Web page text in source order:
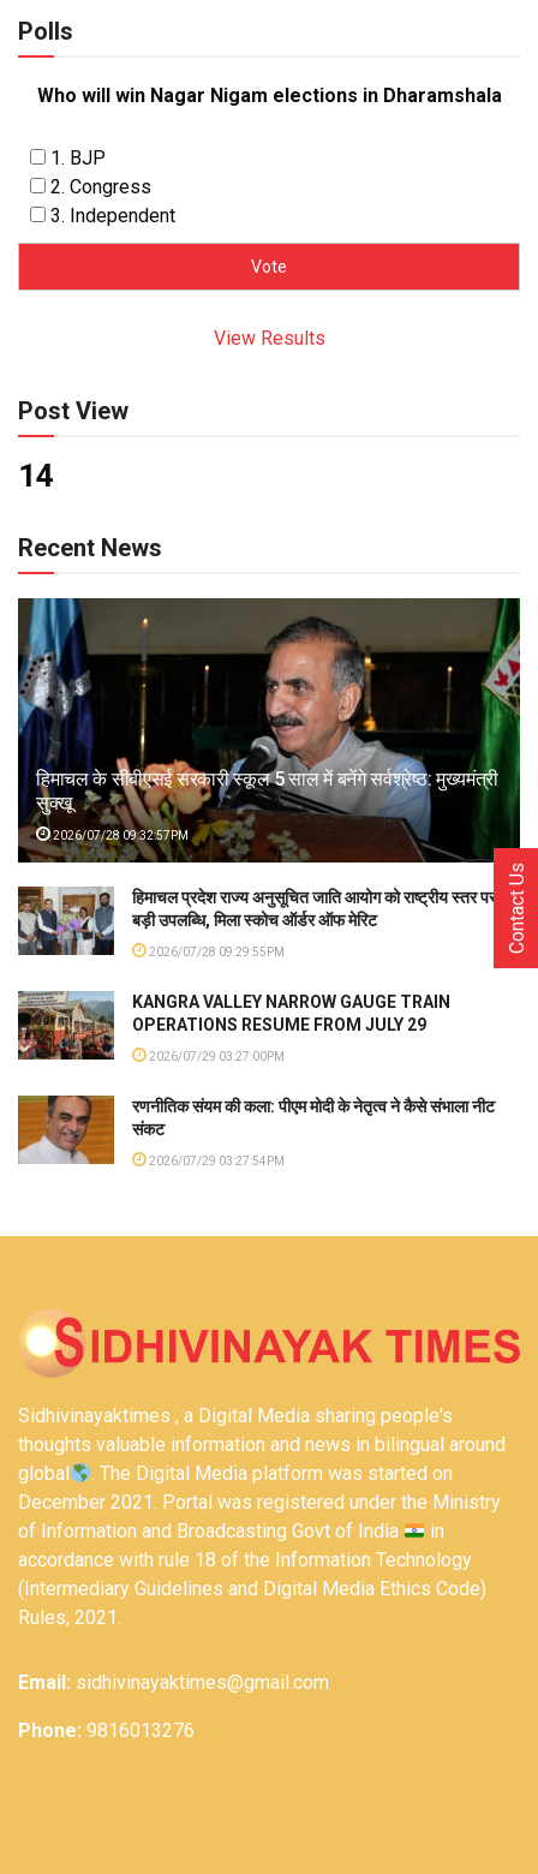
Polls
Who will win Nagar Nigam elections in Dharamshala
1. BJP
2. Congress
3. Independent
View Results
Post View
14
Recent News
हिमाचल के सीबीएसई सरकारी स्कूल 5 साल में बनेंगे सर्वश्रेष्ठ: मुख्यमंत्री
सुक्खू
2026/07/28 09:32:57PM
हिमाचल प्रदेश राज्य अनुसूचित जाति आयोग को राष्ट्रीय स्तर पर
बड़ी उपलब्धि, मिला स्कोच ऑर्डर ऑफ मेरिट
2026/07/28 09:29:55PM
KANGRA VALLEY NARROW GAUGE TRAIN
OPERATIONS RESUME FROM JULY 29
2026/07/29 03:27:00PM
रणनीतिक संयम की कला: पीएम मोदी के नेतृत्व ने कैसे संभाला नीट
संकट
2026/07/29 03:27:54PM
Sidhivinayaktimes , a Digital Media sharing people's
thoughts valuable information and news in bilingual around
global
. The Digital Media platform was started on
December 2021. Portal was registered under the Ministry
of Information and Broadcasting Govt of India
in
accordance with rule 18 of the Information Technology
(Intermediary Guidelines and Digital Media Ethics Code)
Rules, 2021.
Email: sidhivinayaktimes@gmail.com
Phone: 9816013276
Contact Us